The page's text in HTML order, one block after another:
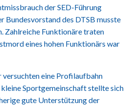
der SED-Führung
Bundesvorstand des DTSB musste
Zahlreiche Funktionäre traten
eines hohen Funktionärs war
versuchten eine Profilaufbahn
kleine Sportgemeinschaft stellte sich
gute Unterstützung der